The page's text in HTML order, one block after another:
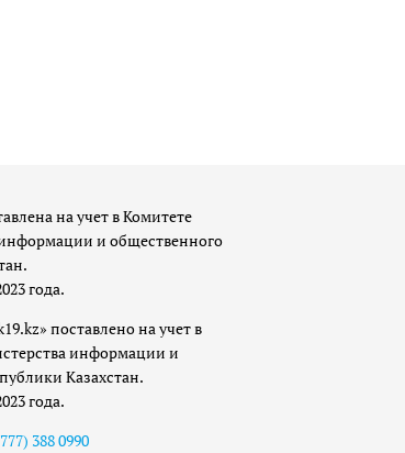
на учет в Комитете
и общественного
года.
поставлено на учет в
информации и
Казахстан.
года.
388 0990